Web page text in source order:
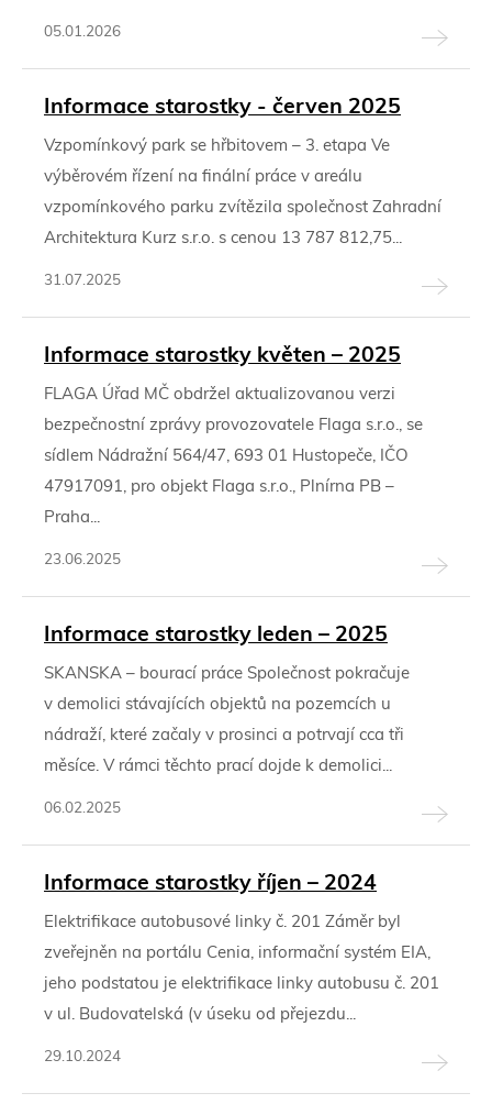
05.01.2026
Informace starostky - červen 2025
Vzpomínkový park se hřbitovem – 3. etapa Ve
výběrovém řízení na finální práce v areálu
vzpomínkového parku zvítězila společnost Zahradní
Architektura Kurz s.r.o. s cenou 13 787 812,75...
31.07.2025
Informace starostky květen – 2025
FLAGA Úřad MČ obdržel aktualizovanou verzi
bezpečnostní zprávy provozovatele Flaga s.r.o., se
sídlem Nádražní 564/47, 693 01 Hustopeče, IČO
47917091, pro objekt Flaga s.r.o., Plnírna PB –
Praha...
23.06.2025
Informace starostky leden – 2025
SKANSKA – bourací práce Společnost pokračuje
v demolici stávajících objektů na pozemcích u
nádraží, které začaly v prosinci a potrvají cca tři
měsíce. V rámci těchto prací dojde k demolici...
06.02.2025
Informace starostky říjen – 2024
Elektrifikace autobusové linky č. 201 Záměr byl
zveřejněn na portálu Cenia, informační systém EIA,
jeho podstatou je elektrifikace linky autobusu č. 201
v ul. Budovatelská (v úseku od přejezdu...
29.10.2024